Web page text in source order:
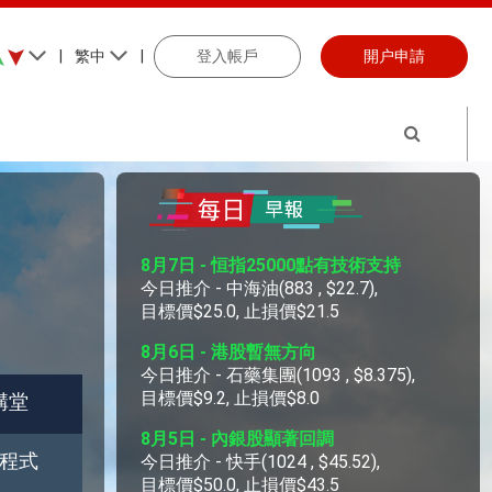
繁中 登入帳戶 開户申請
堂
式